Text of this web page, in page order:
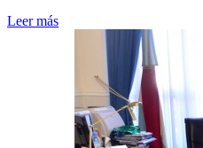
Leer más